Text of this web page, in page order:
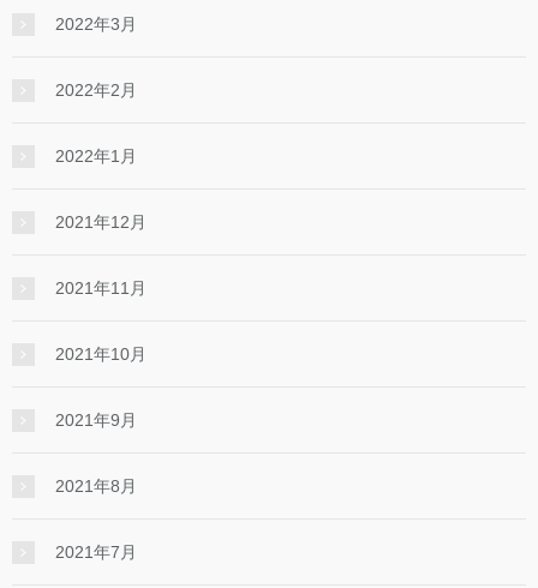
2022年3月
2022年2月
2022年1月
2021年12月
2021年11月
2021年10月
2021年9月
2021年8月
2021年7月